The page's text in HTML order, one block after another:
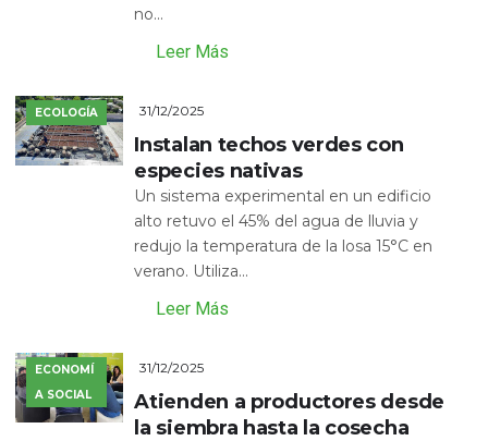
no...
Leer Más
ECOLOGÍA 31/12/2025
Instalan techos verdes con
especies nativas
Un sistema experimental en un edificio
alto retuvo el 45% del agua de lluvia y
redujo la temperatura de la losa 15°C en
verano. Utiliza...
Leer Más
ECONOMÍ
A SOCIAL
31/12/2025
Atienden a productores desde
la siembra hasta la cosecha